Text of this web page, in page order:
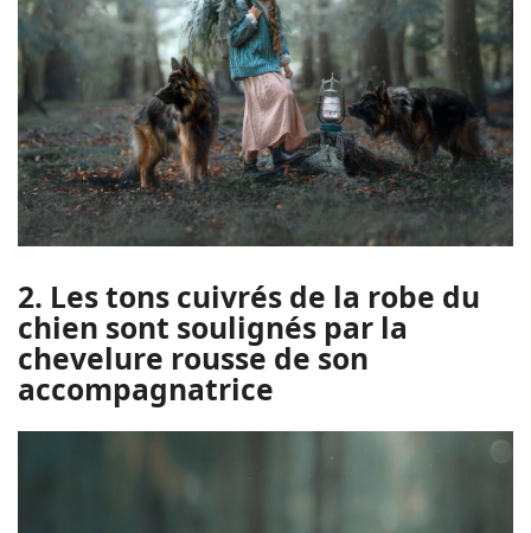
2. Les tons cuivrés de la robe du
chien sont soulignés par la
chevelure rousse de son
accompagnatrice